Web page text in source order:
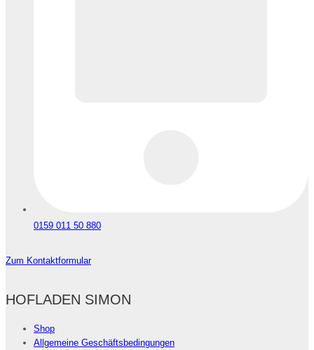
0159 011 50 880
Zum Kontaktformular
HOFLADEN SIMON
Shop
Allgemeine Geschäftsbedingungen